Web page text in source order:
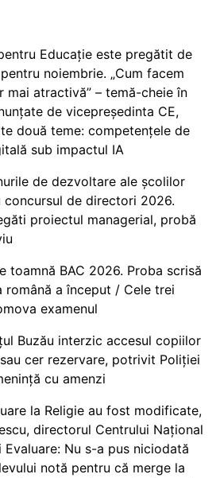
Educație este pregătit de
noiembrie. „Cum facem
mai atractivă” – temă-cheie în
de vicepreședinta CE,
două teme: competențele de
sub impactul IA
de dezvoltare ale școlilor
concursul de directori 2026.
proiectul managerial, probă
toamnă BAC 2026. Proba scrisă
română a început / Cele trei
examenul
Buzău interzic accesul copiilor
cer rezervare, potrivit Poliției
cu amenzi
la Religie au fost modificate,
directorul Centrului Național
Nu s-a pus niciodată
notă pentru că merge la